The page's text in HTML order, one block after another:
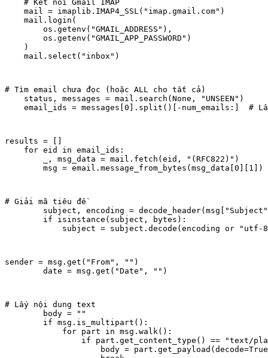
    # Kết nối Gmail IMAP
    mail = imaplib.IMAP4_SSL("imap.gmail.com")
    mail.login(
        os.getenv("GMAIL_ADDRESS"),
        os.getenv("GMAIL_APP_PASSWORD")
    )
    mail.select("inbox")
# Tìm email chưa đọc (hoặc ALL cho tất cả)
    status, messages = mail.search(None, "UNSEEN")
email_ids = messages[0].split()[-num_emails:]  #
results = []
    for eid in email_ids:
        _, msg_data = mail.fetch(eid, "(RFC822)")
        msg = email.message_from_bytes(msg_data[0][1])
# Giải mã tiêu đề
subject, encoding =
        if isinstance(subject, bytes):
subject = subject.decode(encoding or "utf-
sender = msg.get("From", "")
        date = msg.get("Date", "")
# Lấy nội dung text
        body = ""
        if msg.is_multipart():
            for part in msg.walk():
if part.get_content_type() == "text/
body =